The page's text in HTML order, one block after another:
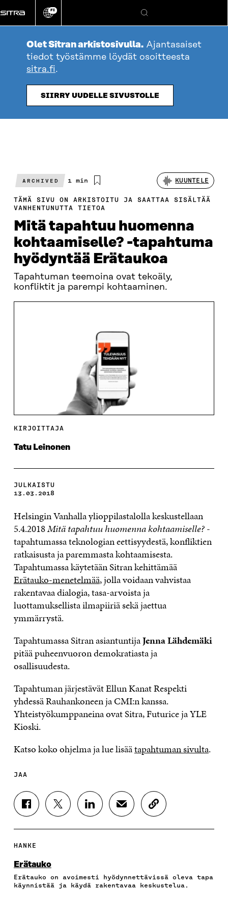
suoraan
sisältöön
Vaihda
kieli
FI
Hae
Olet Sitran arkistosivulla. Ajantasaiset
tiedot työstämme löydät osoitteesta
sitra.fi.
SIIRRY UUDELLE SIVUSTOLLE
ARCHIVED
Arvioitu
1 min KUUNTELE
TÄMÄ SIVU ON ARKISTOITU JA SAATTAA SISÄLTÄÄ
VANHENTUNUTTA TIETOA
Mitä tapahtuu huomenna
kohtaamiselle? -tapahtuma
hyödyntää Erätaukoa
Tapahtuman teemoina ovat tekoäly,
konfliktit ja parempi kohtaaminen.
KIRJOITTAJA
Tatu Leinonen
JULKAISTU
13.03.2018
Helsingin Vanhalla ylioppilastalolla keskustellaan
5.4.2018Mitä tapahtuu huomenna kohtaamiselle?-
tapahtumassa teknologian eettisyydestä, konfliktien
ratkaisusta ja paremmasta kohtaamisesta.
Tapahtumassa käytetään Sitran kehittämää
Erätauko-menetelmää, jolla voidaan vahvistaa
rakentavaa dialogia, tasa-arvoista ja
luottamuksellista ilmapiiriä sekä jaettua
ymmärrystä.
Tapahtumassa Sitran asiantuntijaJenna Lähdemäki
pitää puheenvuoron demokratiasta ja
osallisuudesta.
Tapahtuman järjestävät Ellun Kanat Respekti
yhdessä Rauhankoneen ja CMI:n kanssa.
Yhteistyökumppaneina ovat Sitra, Futurice ja YLE
Kioski.
Katso koko ohjelma ja lue lisäätapahtuman sivulta.
JAA
J
A
A
E
O
O
J
A
E
R
J
A
D
I
J
A
P
O
K
O
T
I
HANKE
Erätauko
Erätauko on avoimesti hyödynnettävissä oleva tapa
käynnistää ja käydä rakentavaa keskustelua.